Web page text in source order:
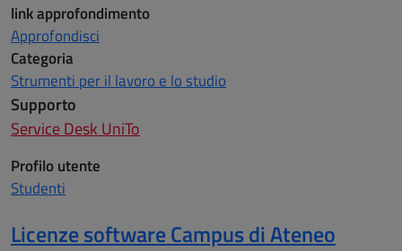
link approfondimento
Approfondisci
Categoria
Strumenti per il lavoro e lo studio
Supporto
Service Desk UniTo
Profilo utente
Studenti
Licenze software Campus di Ateneo